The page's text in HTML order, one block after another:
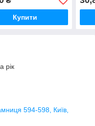
Купити
рік
594-598, Київ,